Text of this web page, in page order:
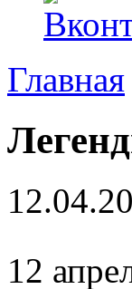
Главная
12